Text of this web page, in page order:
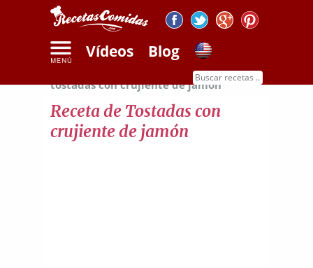
Vídeos Blog
Receta de
tostadas con crujiente de jamón
Receta de Tostadas con
crujiente de jamón